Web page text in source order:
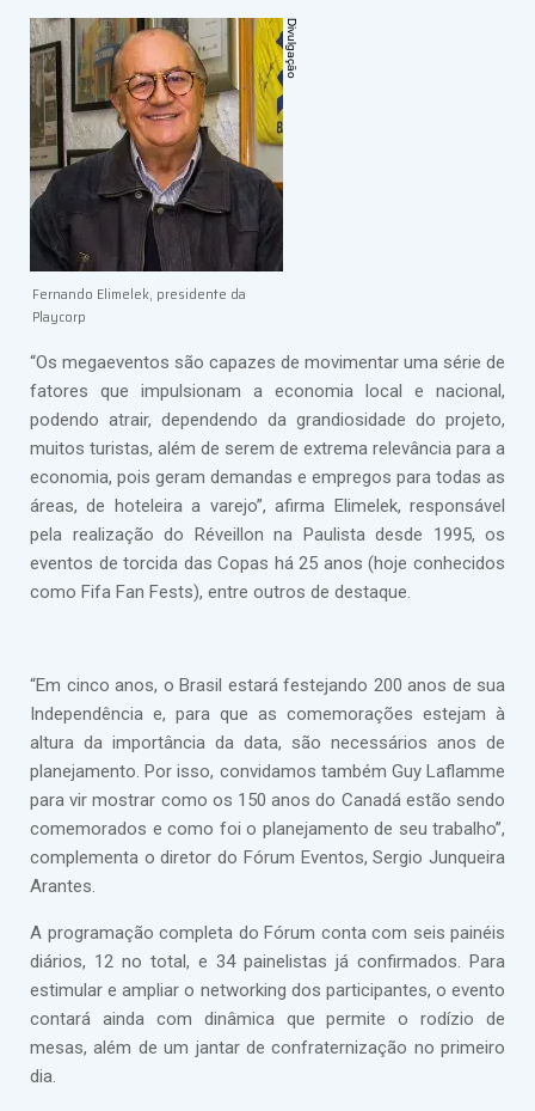
Fernando Elimelek, presidente da
Playcorp
“Os megaeventos são capazes de movimentar uma série de
fatores que impulsionam a economia local e nacional,
podendo atrair, dependendo da grandiosidade do projeto,
muitos turistas, além de serem de extrema relevância para a
economia, pois geram demandas e empregos para todas as
áreas, de hoteleira a varejo”, afirma Elimelek, responsável
pela realização do Réveillon na Paulista desde 1995, os
eventos de torcida das Copas há 25 anos (hoje conhecidos
como Fifa Fan Fests), entre outros de destaque.
“Em cinco anos, o Brasil estará festejando 200 anos de sua
Independência e, para que as comemorações estejam à
altura da importância da data, são necessários anos de
planejamento. Por isso, convidamos também Guy Laflamme
para vir mostrar como os 150 anos do Canadá estão sendo
comemorados e como foi o planejamento de seu trabalho”,
complementa o diretor do Fórum Eventos, Sergio Junqueira
Arantes.
A programação completa do Fórum conta com seis painéis
diários, 12 no total, e 34 painelistas já confirmados. Para
estimular e ampliar o networking dos participantes, o evento
contará ainda com dinâmica que permite o rodízio de
mesas, além de um jantar de confraternização no primeiro
dia.